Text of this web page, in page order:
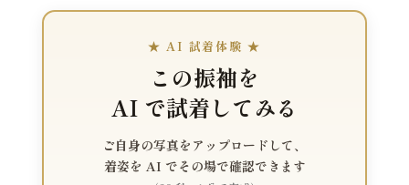
★ AI 試着体験 ★
この振袖を
AI で試着してみる
ご自身の写真をアップロードして、
着姿を AI でその場で確認できます